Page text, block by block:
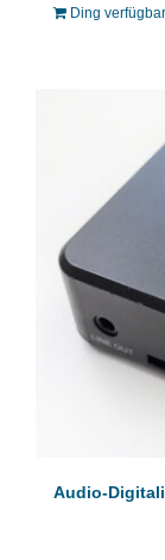
Ding
Audio-